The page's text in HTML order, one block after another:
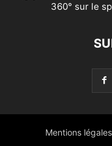
Mentions légales